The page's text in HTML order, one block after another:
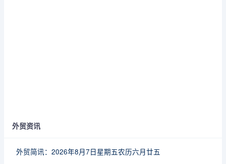
外贸资讯
外贸简讯：2026年8月7日星期五农历六月廿五